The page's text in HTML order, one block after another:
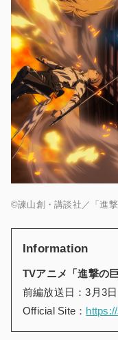
©諫山創・講談社／「進
Information
TVアニメ「進撃の
前編放送日：3月3
Official Site：